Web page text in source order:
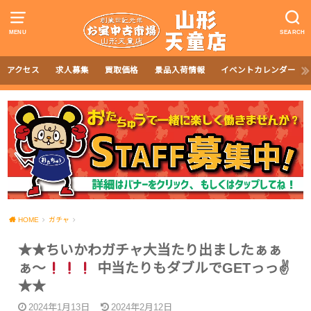
MENU SEARCH
アクセス 求人募集 買取価格 景品入荷情報 イベントカレンダー
HOME ガチャ
★★ちいかわガチャ大当たり出ましたぁぁ
ぁ〜
中当たりもダブルでGETっっ✌
★★
2024年1月13日 2024年2月12日